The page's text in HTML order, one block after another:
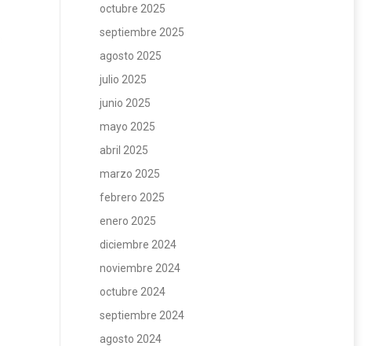
octubre 2025
septiembre 2025
agosto 2025
julio 2025
junio 2025
mayo 2025
abril 2025
marzo 2025
febrero 2025
enero 2025
diciembre 2024
noviembre 2024
octubre 2024
septiembre 2024
agosto 2024